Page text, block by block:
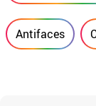
Antifaces